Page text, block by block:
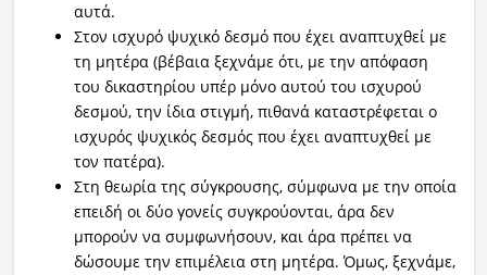
αυτά.
Στον ισχυρό ψυχικό δεσμό που έχει αναπτυχθεί με
τη μητέρα (βέβαια ξεχνάμε ότι, με την απόφαση
του δικαστηρίου υπέρ μόνο αυτού του ισχυρού
δεσμού, την ίδια στιγμή, πιθανά καταστρέφεται ο
ισχυρός ψυχικός δεσμός που έχει αναπτυχθεί με
τον πατέρα).
Στη θεωρία της σύγκρουσης, σύμφωνα με την οποία
επειδή οι δύο γονείς συγκρούονται, άρα δεν
μπορούν να συμφωνήσουν, και άρα πρέπει να
δώσουμε την επιμέλεια στη μητέρα. Όμως, ξεχνάμε,